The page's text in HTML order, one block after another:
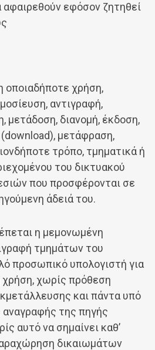
αφαιρεθούν εφόσον ζητηθεί
οποιαδήποτε χρήση,
αντιγραφή,
μετάδοση, διανομή, έκδοση,
μετάφραση,
τρόπο, τμηματικά ή
του δικτυακού
που προσφέρονται σε
άδειά του.
η μεμονωμένη
τμημάτων του
προσωπικό υπολογιστή για
χωρίς πρόθεση
και πάντα υπό
της πηγής
αυτό να σημαίνει καθ’
δικαιωμάτων